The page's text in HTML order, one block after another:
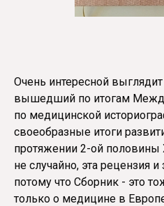
Очень интересной
вышедший по итогам
по медицинской
своеобразные итоги
протяжении 2-ой половины
не случайно, эта рецензия
потому что Сборник - это
только о медицине в